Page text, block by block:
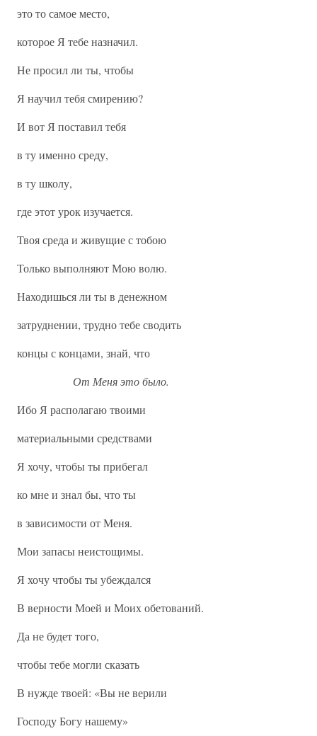
это то самое место,
которое Я тебе назначил.
Не просил ли ты, чтобы
Я научил тебя смирению?
И вот Я поставил тебя
в ту именно среду,
в ту школу,
где этот урок изучается.
Твоя среда и живущие с тобою
Только выполняют Мою волю.
Находишься ли ты в денежном
затруднении, трудно тебе сводить
концы с концами, знай, что
От Меня это было.
Ибо Я располагаю твоими
материальными средствами
Я хочу, чтобы ты прибегал
ко мне и знал бы, что ты
в зависимости от Меня.
Мои запасы неистощимы.
Я хочу чтобы ты убеждался
В верности Моей и Моих обетований.
Да не будет того,
чтобы тебе могли сказать
В нужде твоей: «Вы не верили
Господу Богу нашему»